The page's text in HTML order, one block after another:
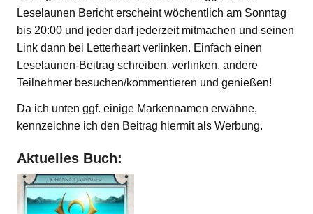
Leselaunen Bericht erscheint wöchentlich am Sonntag
bis 20:00 und jeder darf jederzeit mitmachen und seinen
Link dann bei Letterheart verlinken. Einfach einen
Leselaunen-Beitrag schreiben, verlinken, andere
Teilnehmer besuchen/kommentieren und genießen!
Da ich unten ggf. einige Markennamen erwähne,
kennzeichne ich den Beitrag hiermit als Werbung.
Aktuelles Buch: